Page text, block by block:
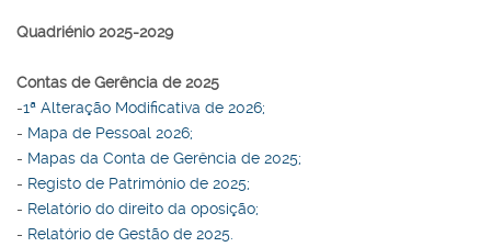
Quadriénio 2025-2029
Contas de Gerência de 2025
-1ª Alteração Modificativa de 2026;
- Mapa de Pessoal 2026;
- Mapas da Conta de Gerência de 2025;
- Registo de Património de 2025;
- Relatório do direito da oposição;
- Relatório de Gestão de 2025.